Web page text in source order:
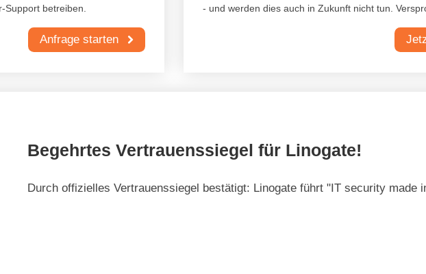
Support betreiben.
Anfrage starten
- und werden dies auch in Zukunft nicht tun.
Begehrtes Vertrauenssiegel für Linogate!
Durch offizielles Vertrauens­siegel bestätigt: Linogate führt "IT security made